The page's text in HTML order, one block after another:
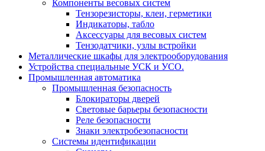
Компоненты весовых систем
Тензорезисторы, клеи, герметики
Индикаторы, табло
Аксессуары для весовых систем
Тензодатчики, узлы встройки
Металлические шкафы для электрооборудования
Устройства специальные УСК и УСО.
Промышленная автоматика
Промышленная безопасность
Блокираторы дверей
Световые барьеры безопасности
Реле безопасности
Знаки электробезопасности
Системы идентификации